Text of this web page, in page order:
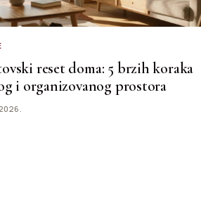
reset doma: 5 brzih koraka
i organizovanog prostora